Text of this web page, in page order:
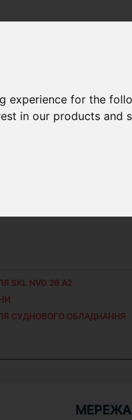
experience for the
in our products and
SKL NVD 26 A2
СУДНОВОГО ОБЛАДНАННЯ
МЕРЕЖА